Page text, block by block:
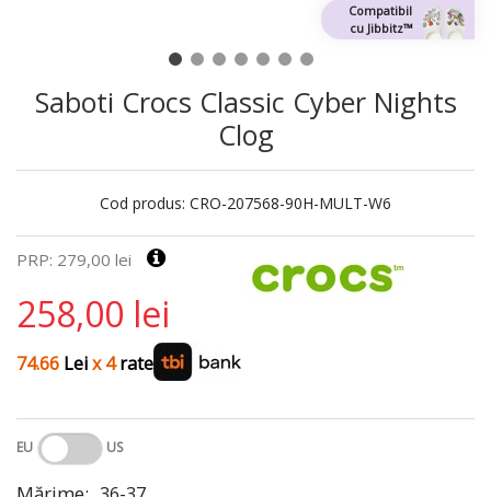
Compatibil
cu Jibbitz™
Saboti Crocs Classic Cyber Nights
Clog
Cod produs: CRO-207568-90H-MULT-W6
PRP: 279,00 lei
258,00 lei
74.66 Leix 4rate
EU US